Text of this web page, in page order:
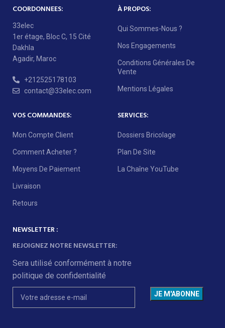
COORDONNEES:
33elec
1er étage, Bloc C, 15 Cité
Dakhla
Agadir, Maroc
+212525178103
contact@33elec.com
À PROPOS:
Qui Sommes-Nous ?
Nos Engagements
Conditions Générales De
Vente
Mentions Légales
VOS COMMANDES:
Mon Compte Client
Comment Acheter ?
Moyens De Paiement
Livraison
Retours
SERVICES:
Dossiers Bricolage
Plan De Site
La Chaîne YouTube
NEWSLETTER :
REJOIGNEZ NOTRE NEWSLETTER:
Sera utilisé conformément à notre
politique de confidentialité